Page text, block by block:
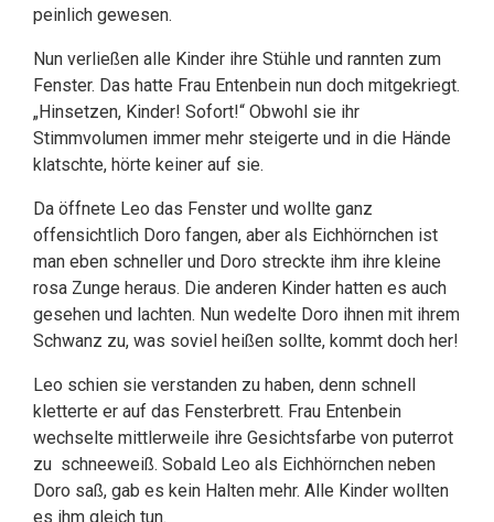
peinlich gewesen.
Nun verließen alle Kinder ihre Stühle und rannten zum
Fenster. Das hatte Frau Entenbein nun doch mitgekriegt.
„Hinsetzen, Kinder! Sofort!“ Obwohl sie ihr
Stimmvolumen immer mehr steigerte und in die Hände
klatschte, hörte keiner auf sie.
Da öffnete Leo das Fenster und wollte ganz
offensichtlich Doro fangen, aber als Eichhörnchen ist
man eben schneller und Doro streckte ihm ihre kleine
rosa Zunge heraus. Die anderen Kinder hatten es auch
gesehen und lachten. Nun wedelte Doro ihnen mit ihrem
Schwanz zu, was soviel heißen sollte, kommt doch her!
Leo schien sie verstanden zu haben, denn schnell
kletterte er auf das Fensterbrett. Frau Entenbein
wechselte mittlerweile ihre Gesichtsfarbe von puterrot
zu schneeweiß. Sobald Leo als Eichhörnchen neben
Doro saß, gab es kein Halten mehr. Alle Kinder wollten
es ihm gleich tun.